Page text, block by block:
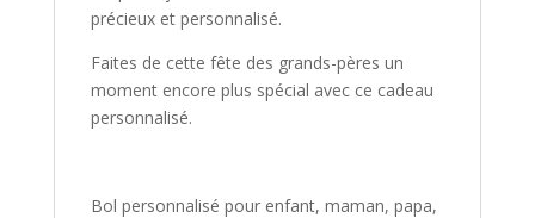
précieux et personnalisé.
Faites de cette fête des grands-pères un
moment encore plus spécial avec ce cadeau
personnalisé.
Bol personnalisé pour enfant, maman, papa,